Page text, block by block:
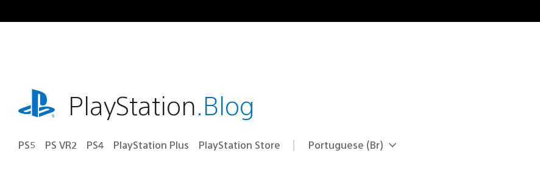
para
playstation.comPlayStation.Blog
PS5 PS VR2 PS4 PlayStation Plus PlayStation Store Selecione
Região
Portuguese (Br)